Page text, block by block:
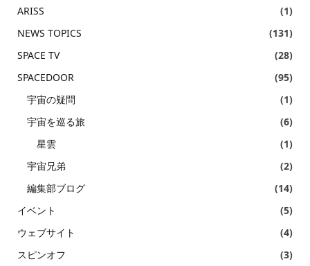
ARISS
(1)
NEWS TOPICS
(131)
SPACE TV
(28)
SPACEDOOR
(95)
宇宙の疑問
(1)
宇宙を巡る旅
(6)
星雲
(1)
宇宙兄弟
(2)
編集部ブログ
(14)
イベント
(5)
ウェブサイト
(4)
スピンオフ
(3)